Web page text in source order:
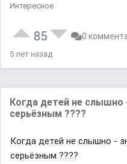
Интересное
85 0
5 лет назад
Когда детей не слышно
серьёзным ????
Когда детей не слышно -
серьёзным ????